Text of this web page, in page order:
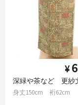
¥
深緑や茶など 更紗
身丈150cm 裄62cm